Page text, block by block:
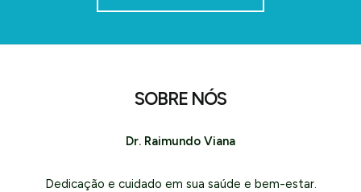
SOBRE NÓS
Dr. Raimundo Viana
Dedicação e cuidado em sua saúde e bem-estar.